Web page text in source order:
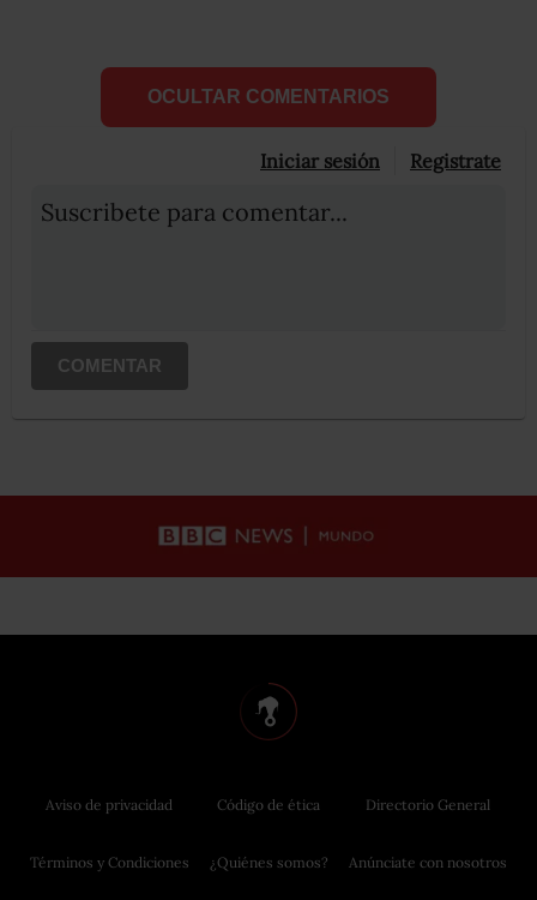
OCULTAR COMENTARIOS
Iniciar sesión Registrate
Suscribete para comentar...
COMENTAR
Aviso de privacidad
Términos y Condiciones
Código de ética
¿Quiénes somos?
Directorio General
Anúnciate con nosotros